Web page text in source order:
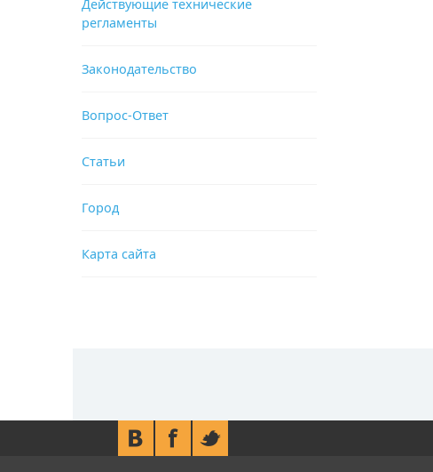
Действующие технические
регламенты
Законодательство
Вопрос-Ответ
Статьи
Город
Карта сайта